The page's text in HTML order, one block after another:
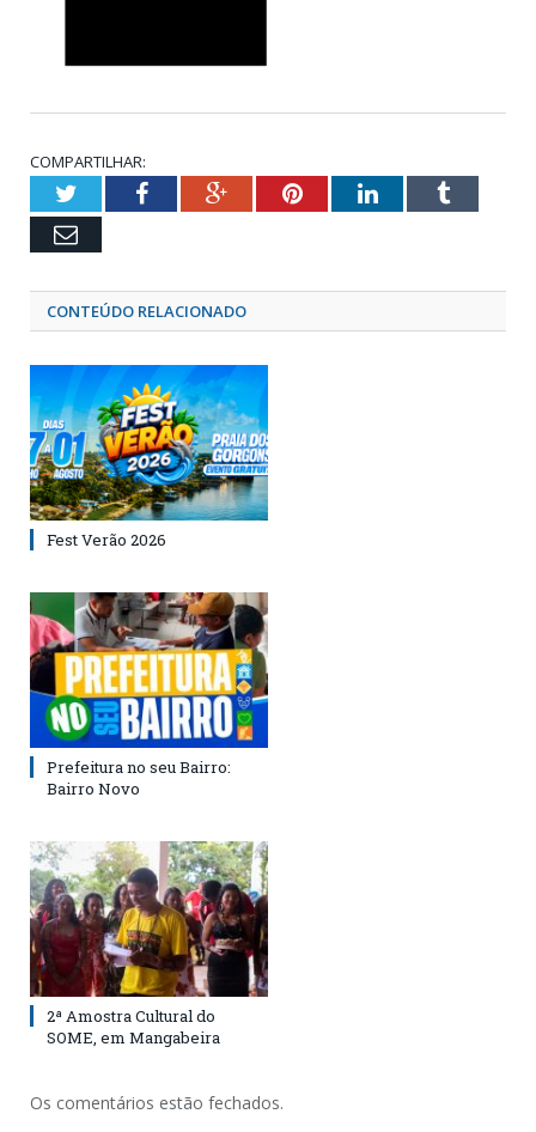
COMPARTILHAR:
TwitterFacebookGoogle+PinterestLinkedInTumblr
Email
CONTEÚDO RELACIONADO
Fest Verão 2026
Prefeitura no seu Bairro:
Bairro Novo
2ª Amostra Cultural do
SOME, em Mangabeira
Os comentários estão fechados.